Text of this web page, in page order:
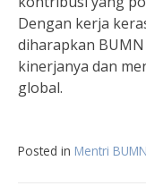
Dengan kerja
diharapkan
kinerjanya dan
global.
Posted in Mentri BUMN